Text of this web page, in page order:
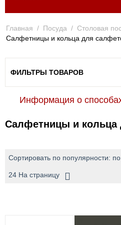
Главная / Посуда / Столовая
Салфетницы и кольца для
ФИЛЬТРЫ ТОВАРОВ
Информация о
Салфетницы и кольца
Сортировать по популярности:
24 На страницу